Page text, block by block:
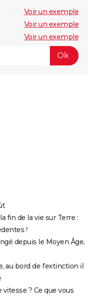
Voir un exemple
Voir un exemple
Voir un exemple
fin de la vie sur Terre :
!
depuis le Moyen Âge,
au bord de l'extinction il
? Ce que vous